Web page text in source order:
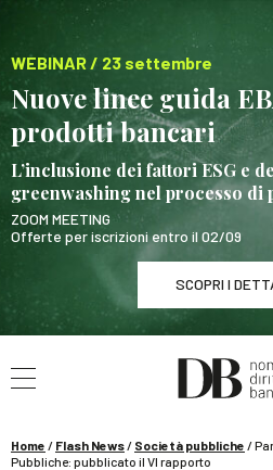
WEBINAR / 23 settembre
Nuove linee guida
prodotti bancari
L’inclusione dei fattori ESG e
greenwashing nel processo di
ZOOM MEETING
Offerte per iscrizioni entro il 02/09
SCOPRI I
WEBINAR / 23
Nuove linee guida EBA sulla
SCOPRI I
Home / Flash News/ Società pubbliche /
Pubbliche: pubblicato il VI rapporto